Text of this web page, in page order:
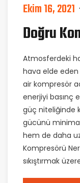
Ekim 16, 2021
Doğru
Atmosferdeki
hava elde
air kompresör
enerjiyi basınç
güç niteliğinde
gücünü
hem de daha
Kompresörü
sıkıştırmak